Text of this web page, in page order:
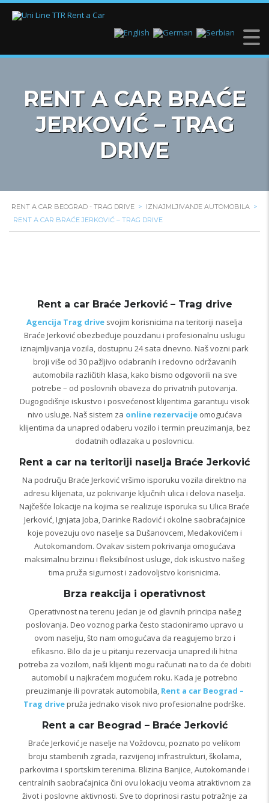
RENT A CAR BRAĆE
JERKOVIĆ – TRAG
DRIVE
RENT A CAR BEOGRAD - TRAG DRIVE > IZNAJMLJIVANJE AUTOMOBILA >
RENT A CAR BRAĆE JERKOVIĆ – TRAG DRIVE
Rent a car Braće Jerković – Trag drive
Agencija Trag drive svojim korisnicima na teritoriji naselja
Braće Jerković obezbeđuje pouzdanu i profesionalnu uslugu
iznajmljivanja vozila, dostupnu 24 sata dnevno. Naš vozni park
broji više od 30 pažljivo odabranih i redovno održavanih
automobila različitih klasa, kako bismo odgovorili na sve
potrebe – od poslovnih obaveza do privatnih putovanja.
Dugogodišnje iskustvo i posvećenost klijentima garantuju visok
nivo usluge. Naš sistem za online rezervacijeomogućava
klijentima da unapred odaberu vozilo i termin preuzimanja, bez
dodatnih odlazaka u poslovnicu.
Rent a car na teritoriji naselja Braće Jerković
Na području Braće Jerković vršimo isporuku vozila direktno na
adresu klijenata, uz pokrivanje ključnih ulica i delova naselja.
Najčešće lokacije na kojima se realizuje isporuka su Ulica Braće
Jerković, Ignjata Joba, Darinke Radović i okolne saobraćajnice
koje povezuju ovo naselje sa Dušanovcem, Medakovićem i
Autokomandom. Ovakav sistem pokrivanja omogućava
maksimalnu brzinu i fleksibilnost usluge, dok iskustvo našeg
tima pruža sigurnost i zadovoljstvo korisnicima.
Brza reakcija i operativnost
Operativnost na terenu jedan je od glavnih principa našeg
poslovanja. Deo voznog parka često stacioniramo upravo u
ovom naselju, što nam omogućava da reagujemo brzo i
efikasno. Bilo da je u pitanju rezervacija unapred ili hitna
potreba za vozilom, naši klijenti mogu računati na to da će dobiti
automobil u najkraćem mogućem roku. Kada je potrebno
preuzimanje ili povratak automobila, Rent a car Beograd –
Trag drivepruža jednako visok nivo profesionalne podrške.
Rent a car Beograd – Braće Jerković
Braće Jerković je naselje na Voždovcu, poznato po velikom
broju stambenih zgrada, razvijenoj infrastrukturi, školama,
parkovima i sportskim terenima. Blizina Banjice, Autokomande i
centralnih saobraćajnica čini ovu lokaciju veoma atraktivnom za
život i poslovne aktivnosti. Sve to doprinosi rastu potražnje za